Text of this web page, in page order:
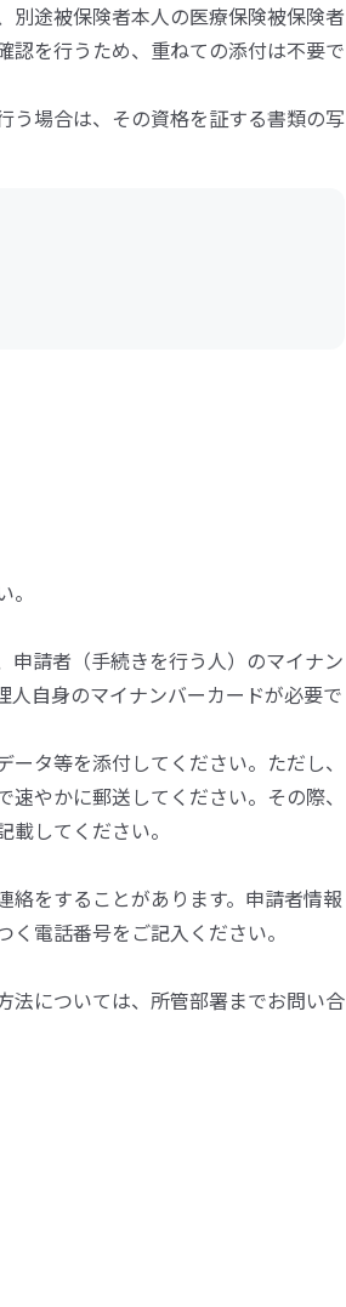
別途被保険者本人の医療保険被保険者
認を行うため、重ねての添付は不要で
う場合は、その資格を証する書類の写
申請者（手続きを行う人）のマイナン
人自身のマイナンバーカードが必要で
タ等を添付してください。ただし、
やかに郵送してください。その際、
してください。
絡をすることがあります。申請者情報
電話番号をご記入ください。
法については、所管部署までお問い合